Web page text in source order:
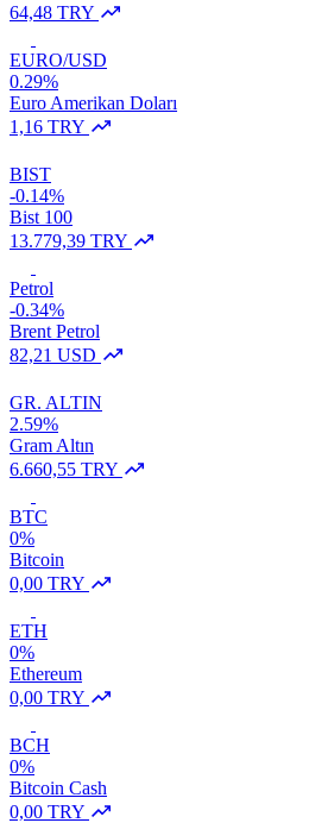
64,48 TRY
EURO/USD
0.29%
Euro Amerikan Doları
1,16 TRY
BIST
-0.14%
Bist 100
13.779,39 TRY
Petrol
-0.34%
Brent Petrol
82,21 USD
GR. ALTIN
2.59%
Gram Altın
6.660,55 TRY
BTC
0%
Bitcoin
0,00 TRY
ETH
0%
Ethereum
0,00 TRY
BCH
0%
Bitcoin Cash
0,00 TRY